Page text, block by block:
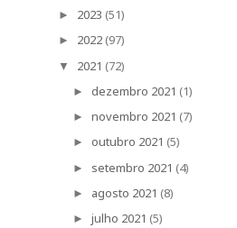
► 2023 (51)
► 2022 (97)
▼ 2021 (72)
► dezembro 2021 (1)
► novembro 2021 (7)
► outubro 2021 (5)
► setembro 2021 (4)
► agosto 2021 (8)
► julho 2021 (5)